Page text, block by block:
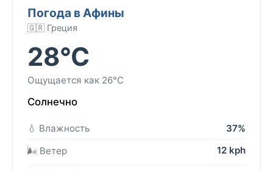
Погода в Афины
🇬🇷 Греция
28°C
Ощущается как 26°C
Солнечно
💧 Влажность
37%
🌬️ Ветер
12 kph